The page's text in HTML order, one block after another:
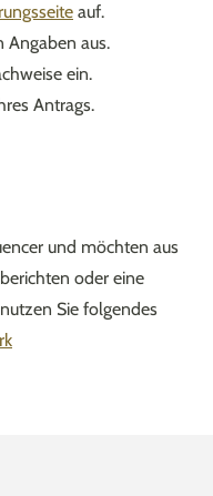
auf.
Angaben aus.
ein.
Antrags.
und möchten aus
oder eine
Sie folgendes